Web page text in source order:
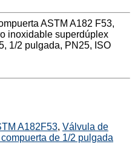
ASTM A182 F53,
inoxidable superdúplex
1/2 pulgada, PN25, ISO
A182F53, Válvula de
de 1/2 pulgada